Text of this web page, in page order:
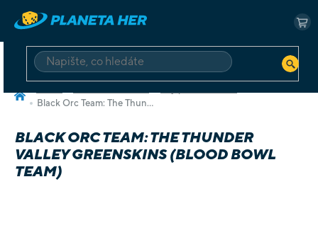
obsah
HLEDAT
Black Orc Team: The Thunder Valley Greenskins (Blood Bowl team)
BLACK ORC TEAM: THE THUNDER
VALLEY GREENSKINS (BLOOD BOWL
TEAM)